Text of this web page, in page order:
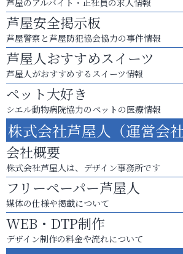
芦屋のアルバイト・正社員の求人情報
芦屋安全掲示板
芦屋警察と芦屋防犯協会協力の事件情報
芦屋人おすすめスイーツ
芦屋人がおすすめするスイーツ情報
ペット大好き
シエル動物病院協力のペットの医療情報
株式会社芦屋人（運営会社
会社概要
株式会社芦屋人は、デザイン事務所です
フリーペーパー芦屋人
媒体の仕様や掲載について
WEB・DTP制作
デザイン制作の料金や流れについて